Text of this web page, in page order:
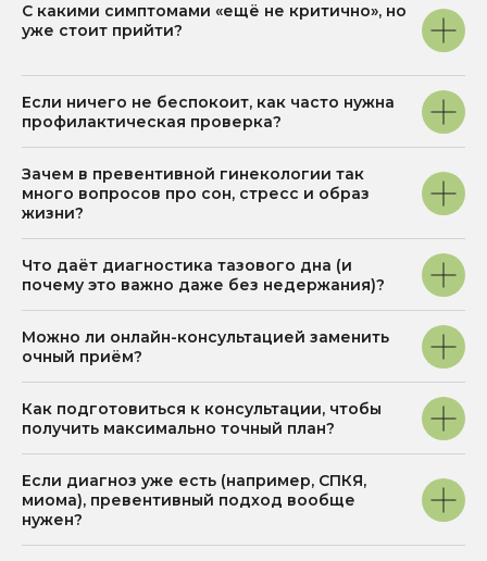
С какими симптомами «ещё не критично», но
уже стоит прийти?
Если ничего не беспокоит, как часто нужна
профилактическая проверка?
Зачем в превентивной гинекологии так
много вопросов про сон, стресс и образ
жизни?
Что даёт диагностика тазового дна (и
почему это важно даже без недержания)?
Можно ли онлайн-консультацией заменить
очный приём?
Как подготовиться к консультации, чтобы
получить максимально точный план?
Если диагноз уже есть (например, СПКЯ,
миома), превентивный подход вообще
нужен?